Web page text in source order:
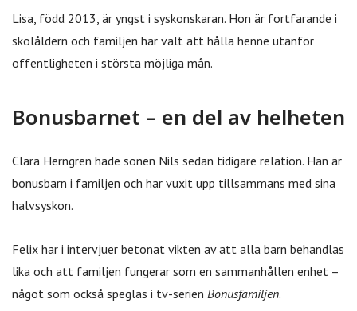
Lisa, född 2013, är yngst i syskonskaran. Hon är fortfarande i
skolåldern och familjen har valt att hålla henne utanför
offentligheten i största möjliga mån.
Bonusbarnet – en del av helheten
Clara Herngren hade sonen Nils sedan tidigare relation. Han är
bonusbarn i familjen och har vuxit upp tillsammans med sina
halvsyskon.
Felix har i intervjuer betonat vikten av att alla barn behandlas
lika och att familjen fungerar som en sammanhållen enhet –
något som också speglas i tv-serien Bonusfamiljen.